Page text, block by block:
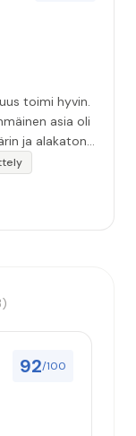
toimi hyvin.
asia oli
ja alakaton
että siinä
huomiota.
92/100